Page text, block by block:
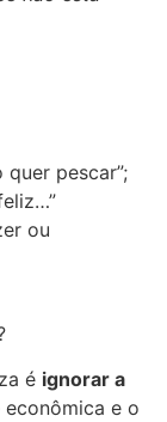
quer pescar”;
ou
é ignorar a
e o